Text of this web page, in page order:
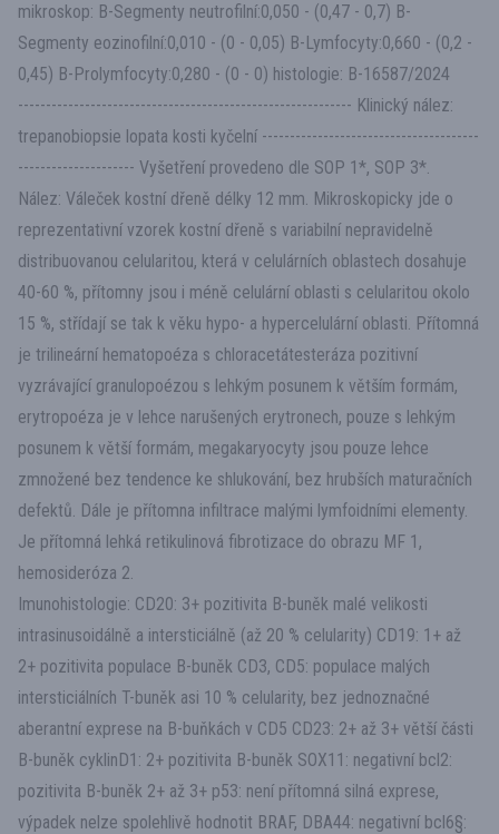
mikroskop: B-Segmenty neutrofilní:0,050 - (0,47 - 0,7) B-
Segmenty eozinofilní:0,010 - (0 - 0,05) B-Lymfocyty:0,660 - (0,2 -
0,45) B-Prolymfocyty:0,280 - (0 - 0) histologie: B-16587/2024
------------------------------------------------------------ Klinický nález:
trepanobiopsie lopata kosti kyčelní ---------------------------------------
--------------------- Vyšetření provedeno dle SOP 1*, SOP 3*.
Nález: Váleček kostní dřeně délky 12 mm. Mikroskopicky jde o
reprezentativní vzorek kostní dřeně s variabilní nepravidelně
distribuovanou celularitou, která v celulárních oblastech dosahuje
40-60 %, přítomny jsou i méně celulární oblasti s celularitou okolo
15 %, střídají se tak k věku hypo- a hypercelulární oblasti. Přítomná
je trilineární hematopoéza s chloracetátesteráza pozitivní
vyzrávající granulopoézou s lehkým posunem k větším formám,
erytropoéza je v lehce narušených erytronech, pouze s lehkým
posunem k větší formám, megakaryocyty jsou pouze lehce
zmnožené bez tendence ke shlukování, bez hrubších maturačních
defektů. Dále je přítomna infiltrace malými lymfoidními elementy.
Je přítomná lehká retikulinová fibrotizace do obrazu MF 1,
hemosideróza 2.
Imunohistologie: CD20: 3+ pozitivita B-buněk malé velikosti
intrasinusoidálně a intersticiálně (až 20 % celularity) CD19: 1+ až
2+ pozitivita populace B-buněk CD3, CD5: populace malých
intersticiálních T-buněk asi 10 % celularity, bez jednoznačné
aberantní exprese na B-buňkách v CD5 CD23: 2+ až 3+ větší části
B-buněk cyklinD1: 2+ pozitivita B-buněk SOX11: negativní bcl2:
pozitivita B-buněk 2+ až 3+ p53: není přítomná silná exprese,
výpadek nelze spolehlivě hodnotit BRAF, DBA44: negativní bcl6§: